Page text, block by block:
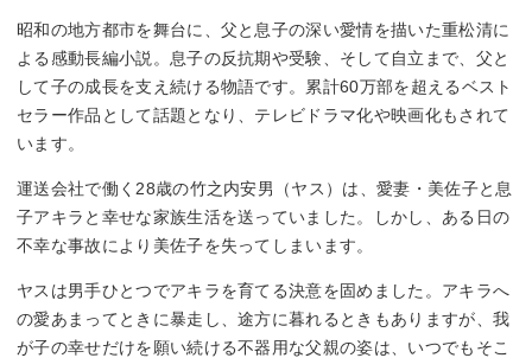
昭和の地方都市を舞台に、父と息子の深い愛情を描いた重松清に
よる感動長編小説。息子の反抗期や受験、そして自立まで、父と
して子の成長を支え続ける物語です。累計60万部を超えるベスト
セラー作品として話題となり、テレビドラマ化や映画化もされて
います。
運送会社で働く28歳の竹之内安男（ヤス）は、愛妻・美佐子と息
子アキラと幸せな家族生活を送っていました。しかし、ある日の
不幸な事故により美佐子を失ってしまいます。
ヤスは男手ひとつでアキラを育てる決意を固めました。アキラへ
の愛あまってときに暴走し、途方に暮れるときもありますが、我
が子の幸せだけを願い続ける不器用な父親の姿は、いつでもそこ